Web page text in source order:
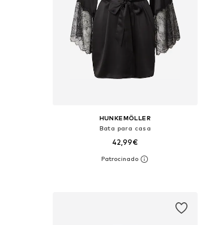
HUNKEMÖLLER
Bata para casa
42,99€
Tallas disponibles: XS-S, M-L, XL-XXL